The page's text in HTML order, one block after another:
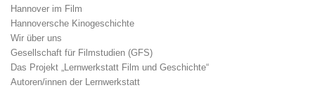
Hannover im Film
Hannoversche Kinogeschichte
Wir über uns
Gesellschaft für Filmstudien (GFS)
Das Projekt „Lernwerkstatt Film und Geschichte“
Autoren/innen der Lernwerkstatt